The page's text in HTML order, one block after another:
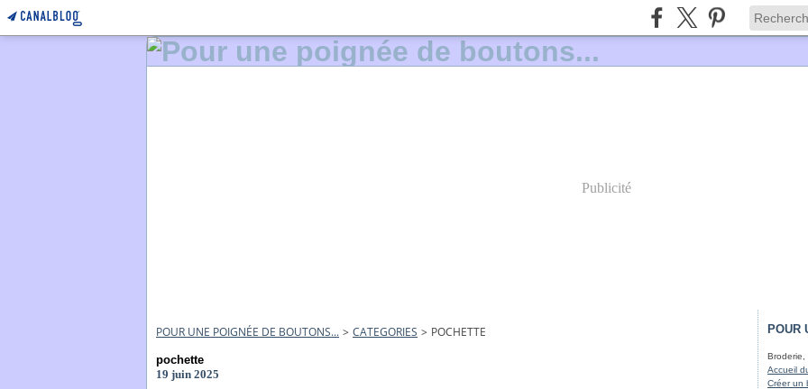
Publicité
POUR UNE POIGNÉE DE BOUTONS... > CATEGORIES > POCHETTE
pochette
19 juin 2025
POUR
Broderie,
Accueil
Créer un